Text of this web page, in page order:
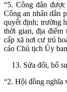
“5. Công dân
Công an nhân dân
quyết định; trường
thời gian, địa điểm
cấp xã nơi cư trú
cáo Chủ tịch Ủy
Sửa đổi, bổ
“2. Hội đồng nghĩa